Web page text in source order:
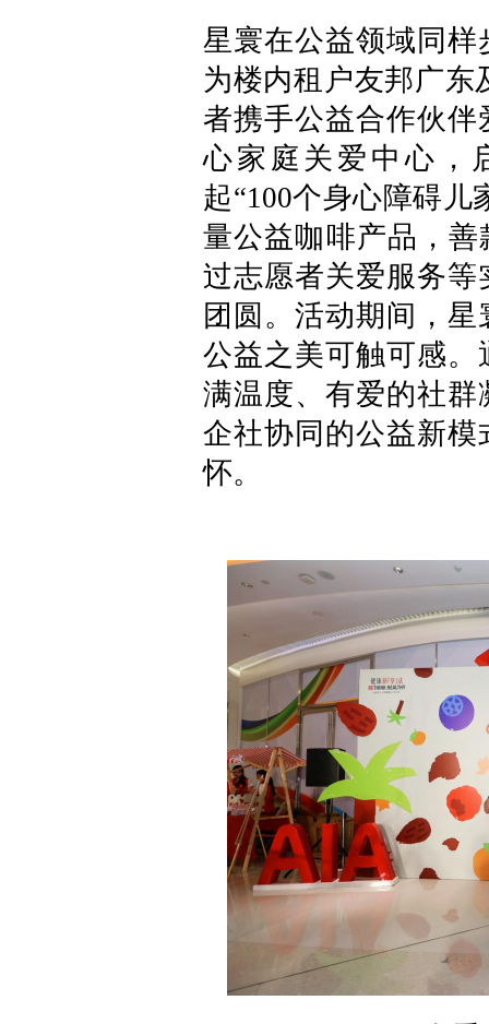
星寰在公益领域同
为楼内租户友邦广东
者携手公益合作伙
心家庭关爱中心，
起“100个身心障碍儿
量公益咖啡产品，
过志愿者关爱服务
团圆。活动期间，
公益之美可触可感
满温度、有爱的社
企社协同的公益新
怀。